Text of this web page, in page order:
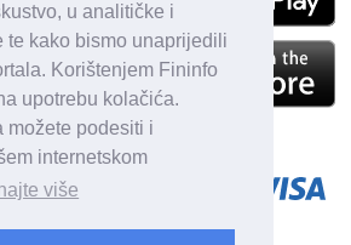
u analitičke i
te kako bismo unaprijedili
Korištenjem Fininfo
upotrebu kolačića.
možete podesiti i
internetskom
više